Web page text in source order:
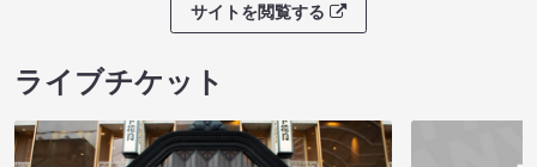
サイトを閲覧する
ライブチケット